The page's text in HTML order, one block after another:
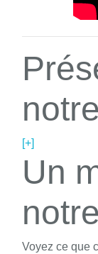
[+]
Un
Voyez ce que